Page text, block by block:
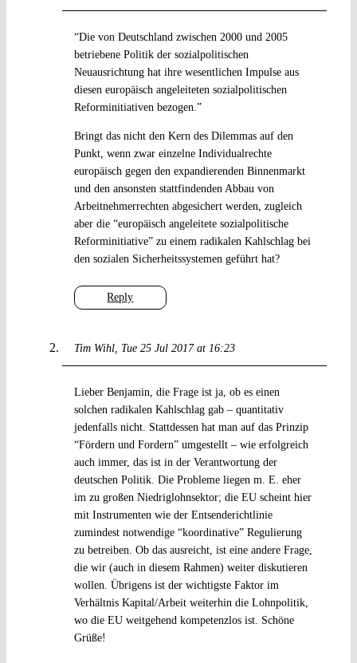
Reply
“Die von Deutschland zwischen 2000 und 2005
betriebene Politik der sozialpolitischen
Neuausrichtung hat ihre wesentlichen Impulse aus
diesen europäisch angeleiteten sozialpolitischen
Reforminitiativen bezogen.”
Bringt das nicht den Kern des Dilemmas auf den
Punkt, wenn zwar einzelne Individualrechte
europäisch gegen den expandierenden Binnenmarkt
und den ansonsten stattfindenden Abbau von
Arbeitnehmerrechten abgesichert werden, zugleich
aber die “europäisch angeleitete sozialpolitische
Reforminitiative” zu einem radikalen Kahlschlag bei
den sozialen Sicherheitssystemen geführt hat?
Tim Wihl Tue 25 Jul 2017 at 16:23
Lieber Benjamin, die Frage ist ja, ob es einen
solchen radikalen Kahlschlag gab – quantitativ
jedenfalls nicht. Stattdessen hat man auf das Prinzip
“Fördern und Fordern” umgestellt – wie erfolgreich
auch immer, das ist in der Verantwortung der
deutschen Politik. Die Probleme liegen m. E. eher
im zu großen Niedriglohnsektor; die EU scheint hier
mit Instrumenten wie der Entsenderichtlinie
zumindest notwendige “koordinative” Regulierung
zu betreiben. Ob das ausreicht, ist eine andere Frage,
die wir (auch in diesem Rahmen) weiter diskutieren
wollen. Übrigens ist der wichtigste Faktor im
Verhältnis Kapital/Arbeit weiterhin die Lohnpolitik,
wo die EU weitgehend kompetenzlos ist. Schöne
Grüße!